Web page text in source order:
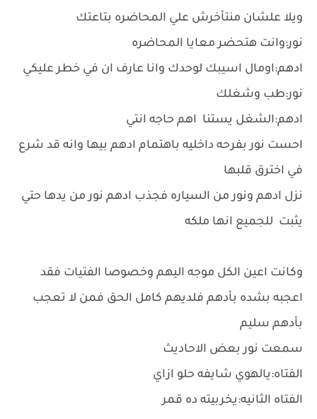
ويلا علشان منتأخرش علي المحاضره بتاعتك
نور:وانت هتحضر معايا المحاضره
ادهم:اومال اسيبك لوحدك وانا عارف ان في خطر عليكي
نور:طب وشغلك
ادهم:الشغل يستنا اهم حاجه انتي
احست نور بفرحه داخليه باهتمام ادهم بيها وانه قد شرع
في اخترق قلبها
نزل ادهم ونور من السياره فجذب ادهم نور من يدها حتي
يثبت للجميع انها ملكه
وكانت اعين الكل موجه اليهم وخصوصا الفتيات فقد
اعجبه بشده بأدهم فلديهم كامل الحق فمن لا تعجب
بأدهم سليم
سمعت نور بعض الاحاديث
الفتاه:يالهوي شايفه حلو ازاي
الفتاه الثانيه:يخربيته ده قمر